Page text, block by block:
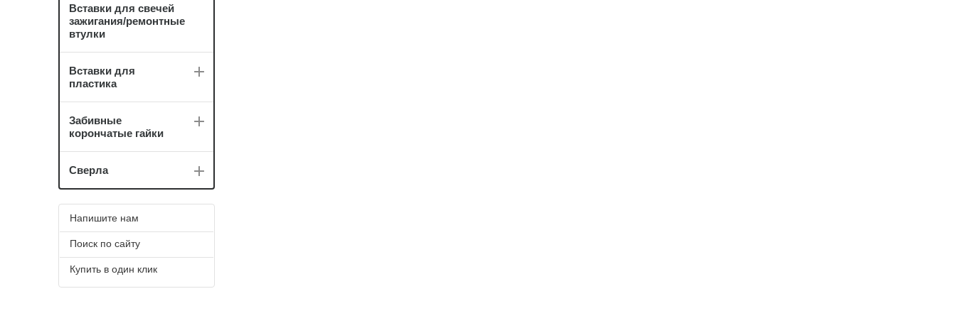
Вставки для свечей
зажигания/ремонтные
втулки
Вставки для
пластика
Забивные
корончатые гайки
Сверла
Напишите нам
Поиск по сайту
Купить в один клик